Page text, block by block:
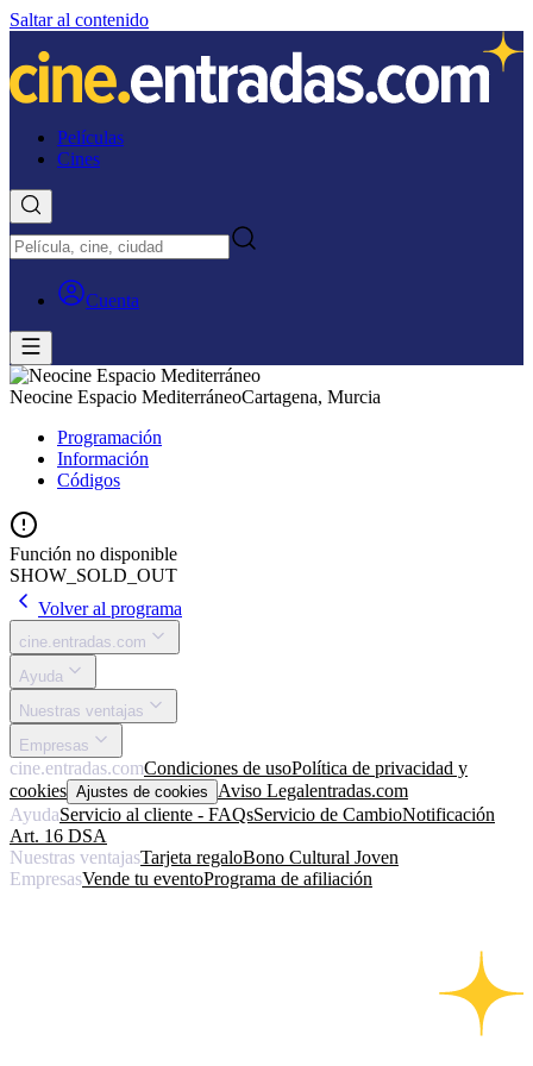
Saltar al contenido
Películas
Cines
Cuenta
Neocine Espacio MediterráneoCartagena, Murcia
Programación
Información
Códigos
Función no disponible
SHOW_SOLD_OUT
Volver al programa
cine.entradas.com
Ayuda
Nuestras ventajas
Empresas
cine.entradas.comCondiciones de usoPolítica de privacidad y
cookies Ajustes de cookies Aviso Legalentradas.com
AyudaServicio al cliente - FAQsServicio de CambioNotificación
Art. 16 DSA
Nuestras ventajasTarjeta regaloBono Cultural Joven
EmpresasVende tu eventoPrograma de afiliación